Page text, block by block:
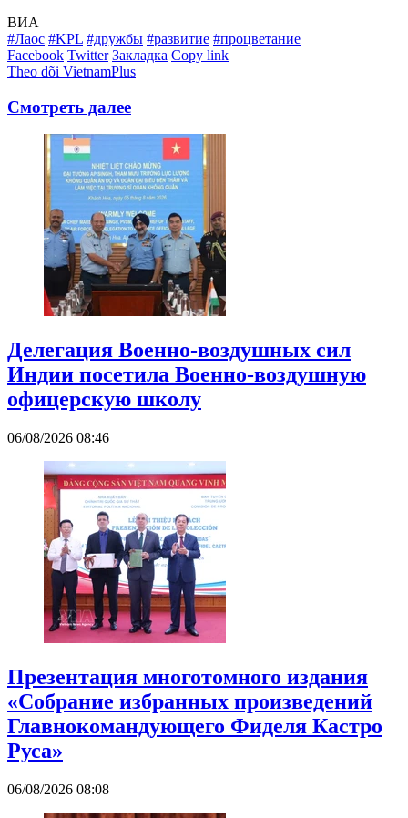
ВИА
#Лаос #KPL #дружбы #развитие #процветание
Facebook Twitter Закладка Copy link
Theo dõi VietnamPlus
Смотреть далее
Делегация Военно-воздушных сил
Индии посетила Военно-воздушную
офицерскую школу
06/08/2026 08:46
Презентация многотомного издания
«Собрание избранных произведений
Главнокомандующего Фиделя Кастро
Руса»
06/08/2026 08:08